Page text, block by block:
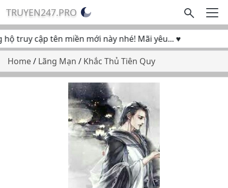
TRUYEN247.PRO
cập tên miền mới này nhé! Mãi yêu... ♥
Home/ Lãng Mạn / Khắc Thủ Tiên Quy